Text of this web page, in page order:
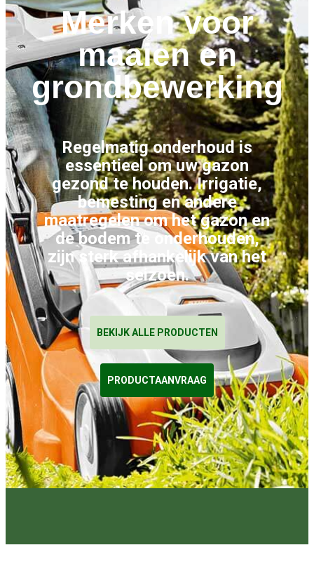
Merken voor
maaien en
grondbewerking
Regelmatig onderhoud is
essentieel om uw gazon
gezond te houden. Irrigatie,
bemesting en andere
maatregelen om het gazon en
de bodem te onderhouden,
zijn sterk afhankelijk van het
seizoen.
BEKIJK ALLE PRODUCTEN
PRODUCTAANVRAAG